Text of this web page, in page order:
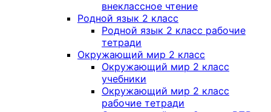
внеклассное чтение
Родной язык 2 класс
Родной язык 2 класс рабочие
тетради
Окружающий мир 2 класс
Окружающий мир 2 класс
учебники
Окружающий мир 2 класс
рабочие тетради